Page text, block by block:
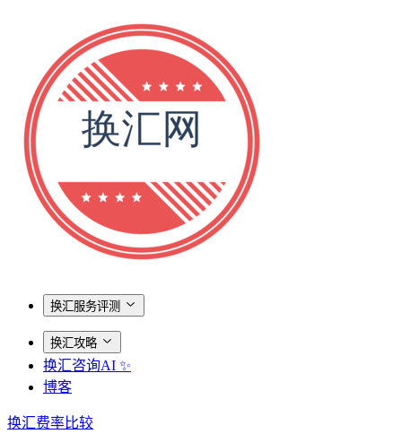
换汇服务评测
换汇攻略
换汇咨询AI ✨
博客
换汇费率比较